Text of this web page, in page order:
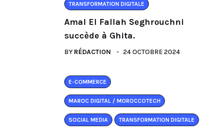
TRANSFORMATION DIGITALE
Amal El Fallah Seghrouchni
succède à Ghita.
BY RÉDACTION 24 OCTOBRE 2024
E-COMMERCE
MAROC DIGITAL / MOROCCOTECH
SOCIAL MEDIA TRANSFORMATION DIGITALE